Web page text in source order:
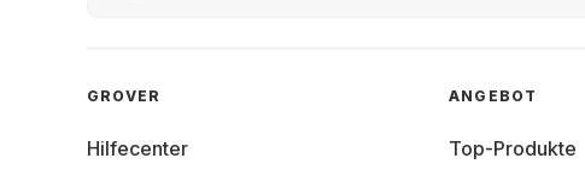
GROVER
Hilfecenter
ANGEBOT
Top-Produkte